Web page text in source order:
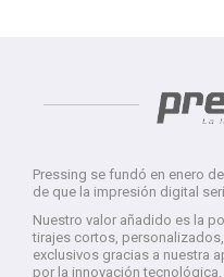
Pressing se fundó en enero
de que la impresión digital
Nuestro valor añadido es la
tirajes cortos,
exclusivos gracias a nuestra
por la innovación tecnológica.